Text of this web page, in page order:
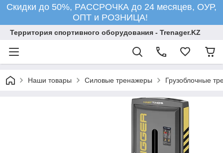
Скидки до 50%, РАССРОЧКА до 24 месяцев, ОУР,
ОПТ и РОЗНИЦА!
Территория спортивного оборудования - Trenager.KZ
Наши товары Силовые тренажеры Грузоблочные